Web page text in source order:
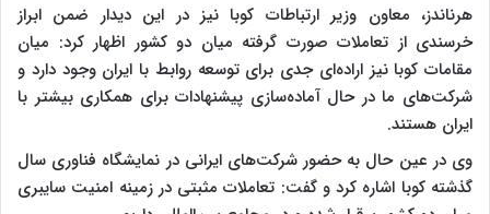
هرناندز، معاون وزیر ارتباطات کوبا نیز در این دیدار ضمن ابراز
خرسندی از تعاملات صورت گرفته میان دو کشور اظهار کرد: میان
مقامات کوبا نیز اراده‌ای جدی برای توسعه روابط با ایران وجود دارد و
شرکت‌های ما در حال آماده‌سازی پیشنهادات برای همکاری بیشتر با
ایران هستند.
وی در عین حال به حضور شرکت‌های ایرانی در نمایشگاه فناوری سال
گذشته کوبا اشاره کرد و گفت: تعاملات مثبتی در زمینه امنیت سایبری